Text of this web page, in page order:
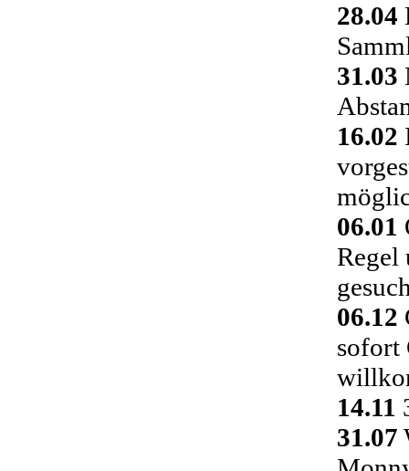
28.04
31.03
16.02
06.01
Regel
06.12
sofort
14.11
31.07